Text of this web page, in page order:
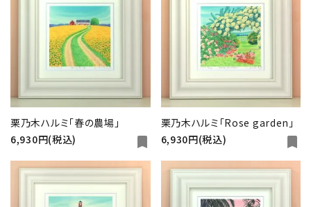
栗乃木ハルミ「春の農場」
6,930円(税込)
bookmark
栗乃木ハルミ「Rose garden」
6,930円(税込)
bookmark